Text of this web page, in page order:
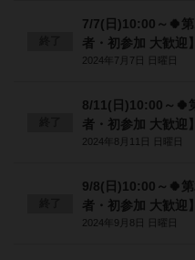
7/7(日)10:00～🍀
者・初参加 大歓迎】
2024年7月7日 日曜日
8/11(日)10:00～🍀
者・初参加 大歓迎】
2024年8月11日 日曜日
9/8(日)10:00～🍀
者・初参加 大歓迎】
2024年9月8日 日曜日